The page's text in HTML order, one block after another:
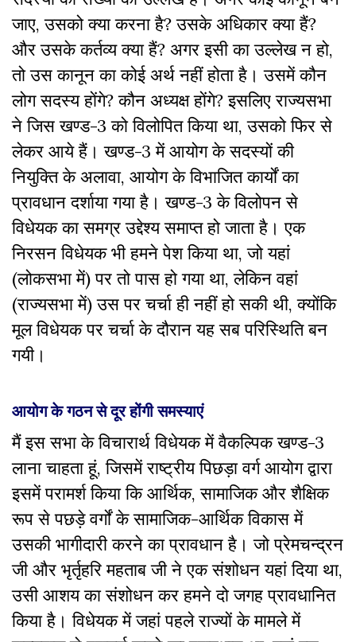
जाए, उसको क्या करना है? उसके अधिकार क्या हैं?
और उसके कर्तव्य क्या हैं? अगर इसी का उल्लेख न हो,
तो उस कानून का कोई अर्थ नहीं होता है। उसमें कौन
लोग सदस्य होंगे? कौन अध्यक्ष होंगे? इसलिए राज्यसभा
ने जिस खण्ड-3 को विलोपित किया था, उसको फिर से
लेकर आये हैं। खण्ड-3 में आयोग के सदस्यों की
नियुक्ति के अलावा, आयोग के विभाजित कार्यों का
प्रावधान दर्शाया गया है। खण्ड-3 के विलोपन से
विधेयक का समग्र उद्देश्य समाप्त हो जाता है। एक
निरसन विधेयक भी हमने पेश किया था, जो यहां
(लोकसभा में) पर तो पास हो गया था, लेकिन वहां
(राज्यसभा में) उस पर चर्चा ही नहीं हो सकी थी, क्योंकि
मूल विधेयक पर चर्चा के दौरान यह सब परिस्थिति बन
गयी।
आयोग के गठन से दूर होंगी समस्याएं
मैं इस सभा के विचारार्थ विधेयक में वैकल्पिक खण्ड-3
लाना चाहता हूं, जिसमें राष्ट्रीय पिछड़ा वर्ग आयोग द्वारा
इसमें परामर्श किया कि आर्थिक, सामाजिक और शैक्षिक
रूप से पछड़े वर्गों के सामाजिक-आर्थिक विकास में
उसकी भागीदारी करने का प्रावधान है। जो प्रेमचन्द्रन
जी और भृर्तृहरि महताब जी ने एक संशोधन यहां दिया था,
उसी आशय का संशोधन कर हमने दो जगह प्रावधानित
किया है। विधेयक में जहां पहले राज्यों के मामले में